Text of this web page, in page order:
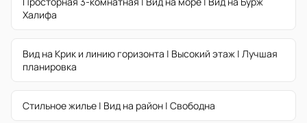
Халифа
Вид на Крик и линию горизонта | Высокий этаж | Лучшая
планировка
Стильное жилье | Вид на район | Свободна